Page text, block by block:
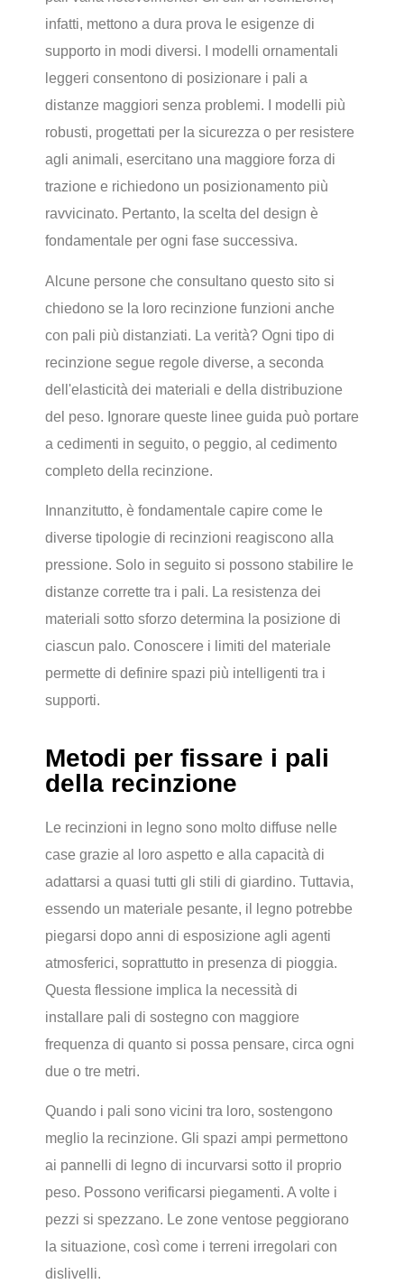
infatti, mettono a dura prova le esigenze di
supporto in modi diversi. I modelli ornamentali
leggeri consentono di posizionare i pali a
distanze maggiori senza problemi. I modelli più
robusti, progettati per la sicurezza o per resistere
agli animali, esercitano una maggiore forza di
trazione e richiedono un posizionamento più
ravvicinato. Pertanto, la scelta del design è
fondamentale per ogni fase successiva.
Alcune persone che consultano questo sito si
chiedono se la loro recinzione funzioni anche
con pali più distanziati. La verità? Ogni tipo di
recinzione segue regole diverse, a seconda
dell'elasticità dei materiali e della distribuzione
del peso. Ignorare queste linee guida può portare
a cedimenti in seguito, o peggio, al cedimento
completo della recinzione.
Innanzitutto, è fondamentale capire come le
diverse tipologie di recinzioni reagiscono alla
pressione. Solo in seguito si possono stabilire le
distanze corrette tra i pali. La resistenza dei
materiali sotto sforzo determina la posizione di
ciascun palo. Conoscere i limiti del materiale
permette di definire spazi più intelligenti tra i
supporti.
Metodi per fissare i pali
della recinzione
Le recinzioni in legno sono molto diffuse nelle
case grazie al loro aspetto e alla capacità di
adattarsi a quasi tutti gli stili di giardino. Tuttavia,
essendo un materiale pesante, il legno potrebbe
piegarsi dopo anni di esposizione agli agenti
atmosferici, soprattutto in presenza di pioggia.
Questa flessione implica la necessità di
installare pali di sostegno con maggiore
frequenza di quanto si possa pensare, circa ogni
due o tre metri.
Quando i pali sono vicini tra loro, sostengono
meglio la recinzione. Gli spazi ampi permettono
ai pannelli di legno di incurvarsi sotto il proprio
peso. Possono verificarsi piegamenti. A volte i
pezzi si spezzano. Le zone ventose peggiorano
la situazione, così come i terreni irregolari con
dislivelli.